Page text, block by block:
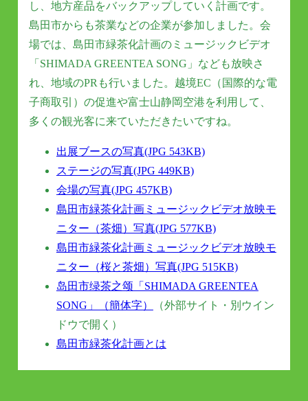
し、地方産品をバックアップしていく計画です。
島田市からも茶業などの企業が参加しました。会
場では、島田市緑茶化計画のミュージックビデオ
「SHIMADA GREENTEA SONG」なども放映さ
れ、地域のPRも行いました。越境EC（国際的な電
子商取引）の促進や富士山静岡空港を利用して、
多くの観光客に来ていただきたいですね。
出展ブースの写真(JPG 543KB)
ステージの写真(JPG 449KB)
会場の写真(JPG 457KB)
島田市緑茶化計画ミュージックビデオ放映モ
ニター（茶畑）写真(JPG 577KB)
島田市緑茶化計画ミュージックビデオ放映モ
ニター（桜と茶畑）写真(JPG 515KB)
岛田市绿茶之颂「SHIMADA GREENTEA
SONG」（簡体字）
（外部サイト・別ウイン
ドウで開く）
島田市緑茶化計画とは